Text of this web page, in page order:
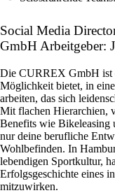
Social Media
GmbH Arbeitgeber:
Die CURREX GmbH ist
Möglichkeit bietet, in
arbeiten, das sich
Mit flachen Hierarchien,
Benefits wie Bikeleasing
nur deine berufliche
Wohlbefinden. In
lebendigen Sportkultur,
Erfolgsgeschichte eines
mitzuwirken.